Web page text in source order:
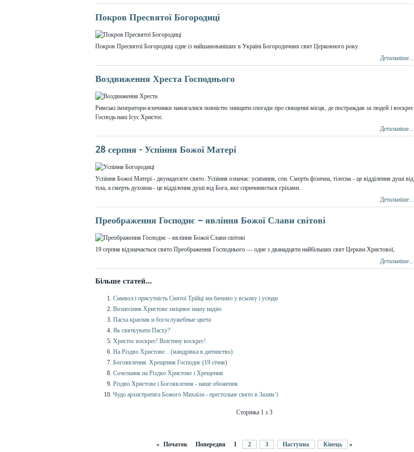
Покров Пресвятої Богородиці
Покров Пресвятої Богородиці одне із найшанованіших в Україні Богородичних свят Церковного року.
Детальніше...
Воздвиження Хреста Господнього
Римські імператори-язичники намагалися повністю знищити спогади про священні місця, де постраждав за людей і воскрес
Господь наш Ісус Христос.
Детальніше...
28 серпня - Успіння Божої Матері
Успіння Божої Матері - двунадесяте свято. Успіння означає: усипання, сон. Смерть фізична, тілесна - це відділення душі від
тіла, а смерть духовна - це відділення душі від Бога, яке спричиняється гріхами.
Детальніше...
Преображення Господнє – явління Божої Слави світові
19 серпня відзначається свято Преображення Господнього — одне з дванадцяти найбільших свят Церкви Христової,
Детальніше...
Більше статей...
Символ і присутність Святої Трійці ми бачимо у всьому і усюди
Вознесіння Христове зміцнює нашу надію
Пасха красная и богослужебные цвета
Як святкувати Пасху?
Христос воскрес! Воістину воскрес!
На Різдво Христове... (мандрівка в дитинство)
Богоявлення. Хрещення Господнє (19 січня)
Сочельник на Різдво Христове і Хрещення
Різдво Христове і Богоявлення - наше обоження
Чудо архистратига Божого Михаїла - престольне свято в Зазим’ї
Сторінка 1 з 3
« Початок Попередня 1 2 3 Наступна Кінець »